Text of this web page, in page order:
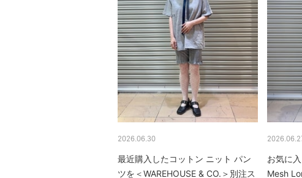
2026.06.30
最近購入したコットン ニット パン
ツを＜WAREHOUSE & CO.＞別注ス
お気に
Mesh